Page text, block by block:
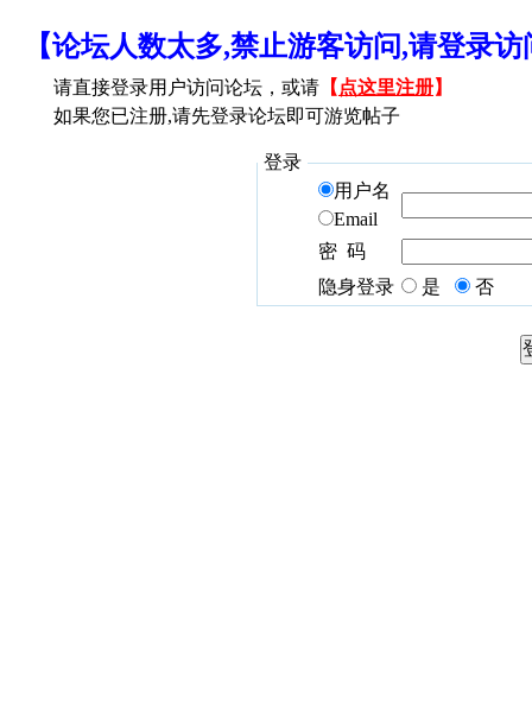
【论坛人数太多,禁止游客访问,请登录
请直接登录用户访问论坛，或请 【 点这里注册】
如果您已注册,请先登录论坛即可游览帖子
登录
用户名
Email
密 码
隐身登录
是 否